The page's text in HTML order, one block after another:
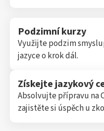
Podzimní kurzy
Využijte podzim
jazyce o krok dál.
Získejte jazykový
Absolvujte přípravu na
zajistěte si úspěch u